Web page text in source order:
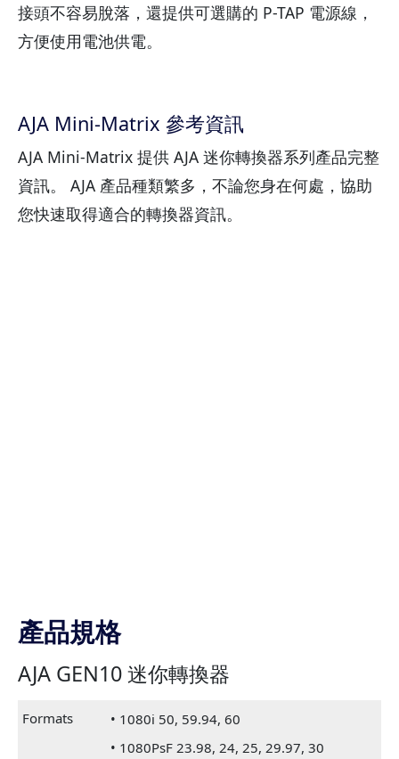
接頭不容易脫落，還提供可選購的 P-TAP 電源線，
方便使用電池供電。
AJA Mini-Matrix 參考資訊
AJA Mini-Matrix 提供 AJA 迷你轉換器系列產品完整
資訊。 AJA 產品種類繁多，不論您身在何處，協助
您快速取得適合的轉換器資訊。
產品規格
AJA GEN10 迷你轉換器
Formats
• 1080i 50, 59.94, 60
• 1080PsF 23.98, 24, 25, 29.97, 30